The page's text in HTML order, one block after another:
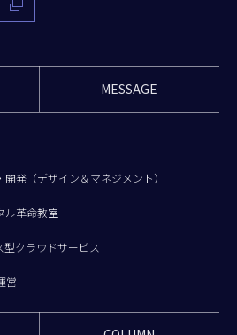
MESSAGE
発（デザイン＆マネジメント）
ル革命教室
クラウドサービス
営